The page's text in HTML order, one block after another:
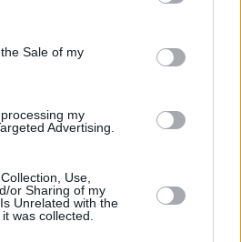
Google and its third-party tags to
purposes in below Google
Sale of my
my
Advertising.
Use,
or Sharing of my
Unrelated with the
was collected.
στις ΗΠΑ για να
σας να συνηθίσει το κλουβί
μετά τα ρεκόρ εν μέσω
που κατηγορείται για την
βίντεο και φωτογραφίες